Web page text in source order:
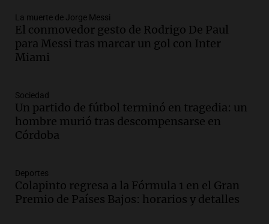
Episodios
Audio.Ley de Propiedad Privada: el revés
en el Congreso expuso una debilidad
comunicacional del Gobierno
Episodios
Audio.Casabindo se prepara para una
celebración única: 30.000 turistas y el
tradicional Toreo de la Vincha
Audio. Borges, abogada de Pourrain:
"Tres hombres se lo llevaron para
hacerle preguntas y nunca regresó"
La muerte de Jorge Messi
El conmovedor gesto de Rodrigo De Paul
para Messi tras marcar un gol con Inter
Miami
Sociedad
Un partido de fútbol terminó en tragedia: un
hombre murió tras descompensarse en
Córdoba
Deportes
Colapinto regresa a la Fórmula 1 en el Gran
Premio de Países Bajos: horarios y detalles